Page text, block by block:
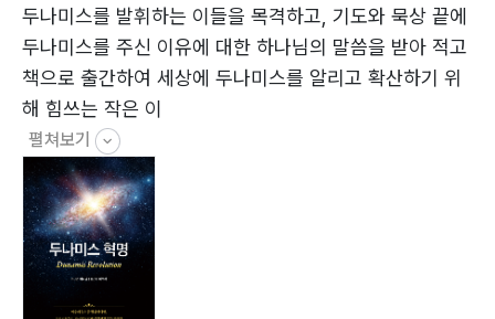
두나미스를 발휘하는 이들을 목격하고, 기도와 묵상 끝에
두나미스를 주신 이유에 대한 하나님의 말씀을 받아 적고
책으로 출간하여 세상에 두나미스를 알리고 확산하기 위
해 힘쓰는 작은 이
펼쳐보기